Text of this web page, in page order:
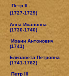
Петр II
(1727-1729)
Анна Иоановна
(1730-1740)
Иоанн Антонович
(1741)
Елизавета Петровна
(1741-1762)
Петр III